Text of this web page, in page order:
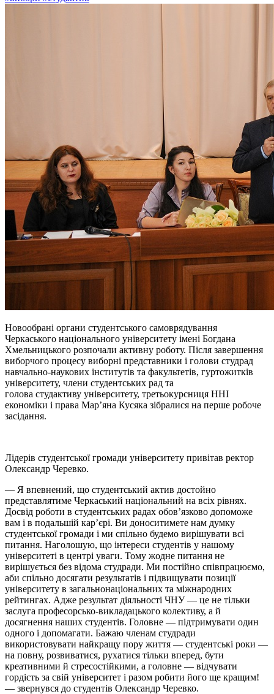
Новообрані органи студентського самоврядування
Черкаського національного університету імені Богдана
Хмельницького розпочали активну роботу. Після завершення
виборчого процесу виборні представники і голови студрад
навчально-наукових інститутів та факультетів, гуртожитків
університету, члени студентських рад та
голова студактиву університету, третьокурсниця ННІ
економіки і права Мар’яна Кусяка зібралися на перше робоче
засідання.
Лідерів студентської громади університету привітав ректор
Олександр Черевко.
— Я впевнений, що студентський актив достойно
представлятиме Черкаський національний на всіх рівнях.
Досвід роботи в студентських радах обов’язково допоможе
вам і в подальшій кар’єрі. Ви доноситимете нам думку
студентської громади і ми спільно будемо вирішувати всі
питання. Наголошую, що інтереси студентів у нашому
університеті в центрі уваги. Тому жодне питання не
вирішується без відома студради. Ми постійно співпрацюємо,
аби спільно досягати результатів і підвищувати позиції
університету в загальнонаціональних та міжнародних
рейтингах. Адже результат діяльності ЧНУ — це не тільки
заслуга професорсько-викладацького колективу, а й
досягнення наших студентів. Головне — підтримувати один
одного і допомагати. Бажаю членам студради
використовувати найкращу пору життя — студентські роки —
на повну, розвиватися, рухатися тільки вперед, бути
креативними й стресостійкими, а головне — відчувати
гордість за свій університет і разом робити його ще кращим!
— звернувся до студентів Олександр Черевко.